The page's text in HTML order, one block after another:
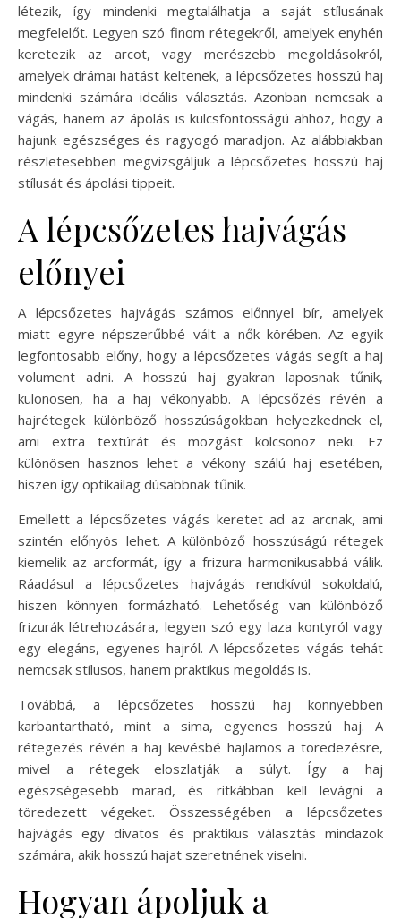
létezik, így mindenki megtalálhatja a saját stílusának
megfelelőt. Legyen szó finom rétegekről, amelyek enyhén
keretezik az arcot, vagy merészebb megoldásokról,
amelyek drámai hatást keltenek, a lépcsőzetes hosszú haj
mindenki számára ideális választás. Azonban nemcsak a
vágás, hanem az ápolás is kulcsfontosságú ahhoz, hogy a
hajunk egészséges és ragyogó maradjon. Az alábbiakban
részletesebben megvizsgáljuk a lépcsőzetes hosszú haj
stílusát és ápolási tippeit.
A lépcsőzetes hajvágás
előnyei
A lépcsőzetes hajvágás számos előnnyel bír, amelyek
miatt egyre népszerűbbé vált a nők körében. Az egyik
legfontosabb előny, hogy a lépcsőzetes vágás segít a haj
volument adni. A hosszú haj gyakran laposnak tűnik,
különösen, ha a haj vékonyabb. A lépcsőzés révén a
hajrétegek különböző hosszúságokban helyezkednek el,
ami extra textúrát és mozgást kölcsönöz neki. Ez
különösen hasznos lehet a vékony szálú haj esetében,
hiszen így optikailag dúsabbnak tűnik.
Emellett a lépcsőzetes vágás keretet ad az arcnak, ami
szintén előnyös lehet. A különböző hosszúságú rétegek
kiemelik az arcformát, így a frizura harmonikusabbá válik.
Ráadásul a lépcsőzetes hajvágás rendkívül sokoldalú,
hiszen könnyen formázható. Lehetőség van különböző
frizurák létrehozására, legyen szó egy laza kontyról vagy
egy elegáns, egyenes hajról. A lépcsőzetes vágás tehát
nemcsak stílusos, hanem praktikus megoldás is.
Továbbá, a lépcsőzetes hosszú haj könnyebben
karbantartható, mint a sima, egyenes hosszú haj. A
rétegezés révén a haj kevésbé hajlamos a töredezésre,
mivel a rétegek eloszlatják a súlyt. Így a haj
egészségesebb marad, és ritkábban kell levágni a
töredezett végeket. Összességében a lépcsőzetes
hajvágás egy divatos és praktikus választás mindazok
számára, akik hosszú hajat szeretnének viselni.
Hogyan ápoljuk a